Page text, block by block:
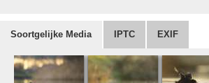
Soortgelijke Media IPTC EXIF